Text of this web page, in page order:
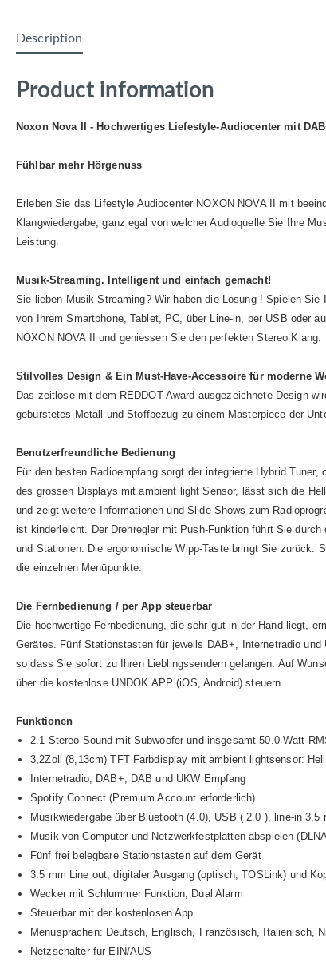
Description
Product information
Noxon Nova II - Hochwertiges Liefestyle-Audiocenter mit
Fühlbar mehr Hörgenuss
Erleben Sie das Lifestyle Audiocenter NOXON NOVA II mit
Klangwiedergabe, ganz egal von welcher Audioquelle Sie Ihre
Leistung.
Musik-Streaming. Intelligent und einfach gemacht!
Sie lieben Musik-Streaming? Wir haben die Lösung ! Spielen
von Ihrem Smartphone, Tablet, PC, über Line-in, per USB oder
NOXON NOVA II und geniessen Sie den perfekten Stereo Klang.
Stilvolles Design & Ein Must-Have-Accessoire für moderne
Das zeitlose mit dem REDDOT Award ausgezeichnete Design
gebürstetes Metall und Stoffbezug zu einem Masterpiece der
Benutzerfreundliche Bedienung
Für den besten Radioempfang sorgt der integrierte Hybrid
des grossen Displays mit ambient light Sensor, lässt sich die
und zeigt weitere Informationen und Slide-Shows zum
ist kinderleicht. Der Drehregler mit Push-Funktion führt Sie
und Stationen. Die ergonomische Wipp-Taste bringt Sie zurück.
die einzelnen Menüpunkte.
Die Fernbedienung / per App steuerbar
Die hochwertige Fernbedienung, die sehr gut in der Hand liegt,
Gerätes. Fünf Stationstasten für jeweils DAB+, Internetradio und
so dass Sie sofort zu Ihren Lieblingssendern gelangen. Auf
über die kostenlose UNDOK APP (iOS, Android) steuern.
Funktionen
2.1 Stereo Sound mit Subwoofer und insgesamt 50.0 Watt
3,2Zoll (8,13cm) TFT Farbdisplay mit ambient lightsensor:
Internetradio, DAB+, DAB und UKW Empfang
Spotify Connect (Premium Account erforderlich)
Musikwiedergabe über Bluetooth (4.0), USB ( 2.0 ), line-in 3,5
Musik von Computer und Netzwerkfestplatten abspielen
Fünf frei belegbare Stationstasten auf dem Gerät
3.5 mm Line out, digitaler Ausgang (optisch, TOSLink) und
Wecker mit Schlummer Funktion, Dual Alarm
Steuerbar mit der kostenlosen App
Menusprachen: Deutsch, Englisch, Französisch, Italienisch,
Netzschalter für EIN/AUS